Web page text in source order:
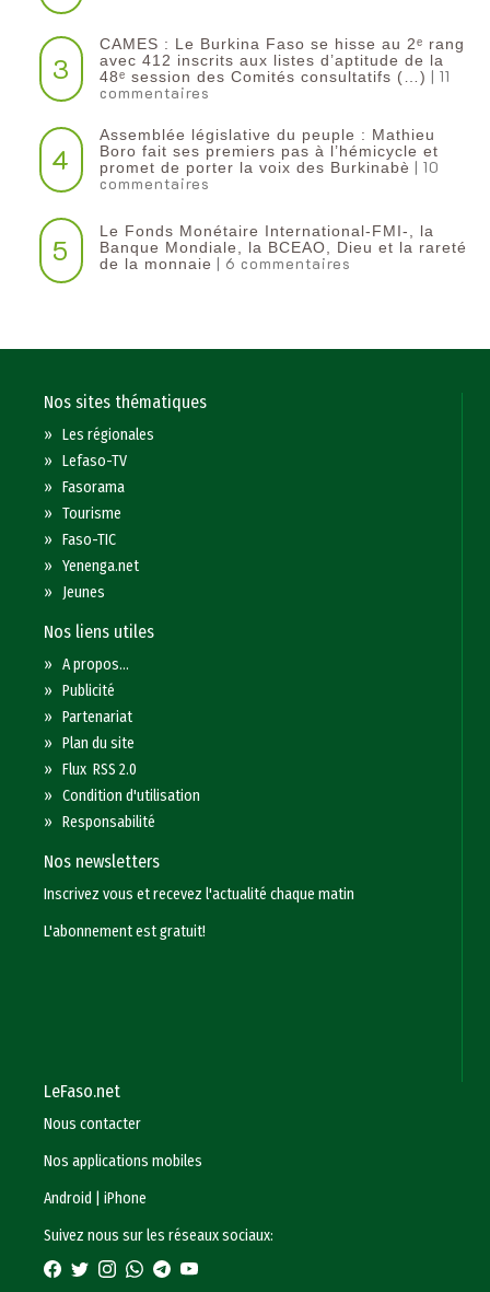
3
CAMES : Le Burkina Faso se hisse au 2ᵉ rang
avec 412 inscrits aux listes d’aptitude de la
48ᵉ session des Comités consultatifs (…) | 11
commentaires
4
Assemblée législative du peuple : Mathieu
Boro fait ses premiers pas à l’hémicycle et
promet de porter la voix des Burkinabè | 10
commentaires
5
Le Fonds Monétaire International-FMI-, la
Banque Mondiale, la BCEAO, Dieu et la rareté
de la monnaie | 6 commentaires
Nos sites thématiques
»Les régionales
»Lefaso-TV
»Fasorama
»Tourisme
»Faso-TIC
»Yenenga.net
» Jeunes
Nos liens utiles
»A propos...
»Publicité
»Partenariat
»Plan du site
»Flux RSS 2.0
»Condition d'utilisation
»Responsabilité
Nos newsletters
Inscrivez vous et recevez l'actualité chaque matin
L'abonnement est gratuit!
LeFaso.net
Nous contacter
Nos applications mobiles
Android
|iPhone
Suivez nous sur les réseaux sociaux: